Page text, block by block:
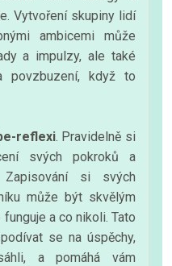
Vytvoření skupiny lidí
ambicemi může
a impulzy, ale také
povzbuzení, když to
reflexi. Pravidelně si
svých pokroků a
si svých
může být skvělým
a co nikoli. Tato
se na úspěchy,
a pomáhá vám